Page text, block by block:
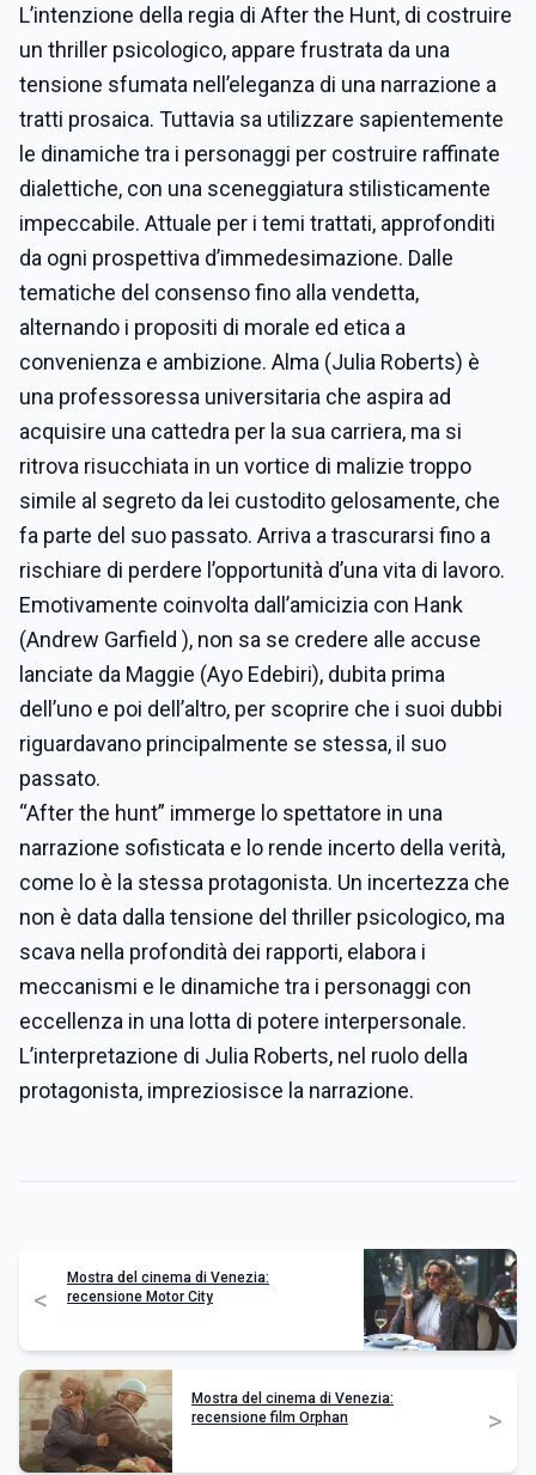
L’intenzione della regia di After the Hunt, di costruire
un thriller psicologico, appare frustrata da una
tensione sfumata nell’eleganza di una narrazione a
tratti prosaica. Tuttavia sa utilizzare sapientemente
le dinamiche tra i personaggi per costruire raffinate
dialettiche, con una sceneggiatura stilisticamente
impeccabile. Attuale per i temi trattati, approfonditi
da ogni prospettiva d’immedesimazione. Dalle
tematiche del consenso fino alla vendetta,
alternando i propositi di morale ed etica a
convenienza e ambizione. Alma (Julia Roberts) è
una professoressa universitaria che aspira ad
acquisire una cattedra per la sua carriera, ma si
ritrova risucchiata in un vortice di malizie troppo
simile al segreto da lei custodito gelosamente, che
fa parte del suo passato. Arriva a trascurarsi fino a
rischiare di perdere l’opportunità d’una vita di lavoro.
Emotivamente coinvolta dall’amicizia con Hank
(Andrew Garfield ), non sa se credere alle accuse
lanciate da Maggie (Ayo Edebiri), dubita prima
dell’uno e poi dell’altro, per scoprire che i suoi dubbi
riguardavano principalmente se stessa, il suo
passato.
“After the hunt” immerge lo spettatore in una
narrazione sofisticata e lo rende incerto della verità,
come lo è la stessa protagonista. Un incertezza che
non è data dalla tensione del thriller psicologico, ma
scava nella profondità dei rapporti, elabora i
meccanismi e le dinamiche tra i personaggi con
eccellenza in una lotta di potere interpersonale.
L’interpretazione di Julia Roberts, nel ruolo della
protagonista, impreziosisce la narrazione.
<
Mostra del cinema di Venezia:
recensione Motor City
Mostra del cinema di Venezia:
recensione film Orphan
>